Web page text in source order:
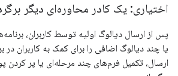
اختیاری: یک کادر محاوره‌ای دیگر
پس از ارسال دیالوگ اولیه توسط کاربران،
یا چند دیالوگ اضافی را برای کمک به کاربران در
ارسال، تکمیل فرم‌های چند مرحله‌ای یا پر کردن